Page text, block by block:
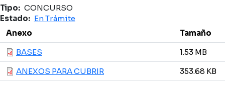
Tipo
CONCURSO
Estado
En Trámite
Anexo
Tamaño
BASES
1.53 MB
ANEXOS PARA CUBRIR
353.68 KB